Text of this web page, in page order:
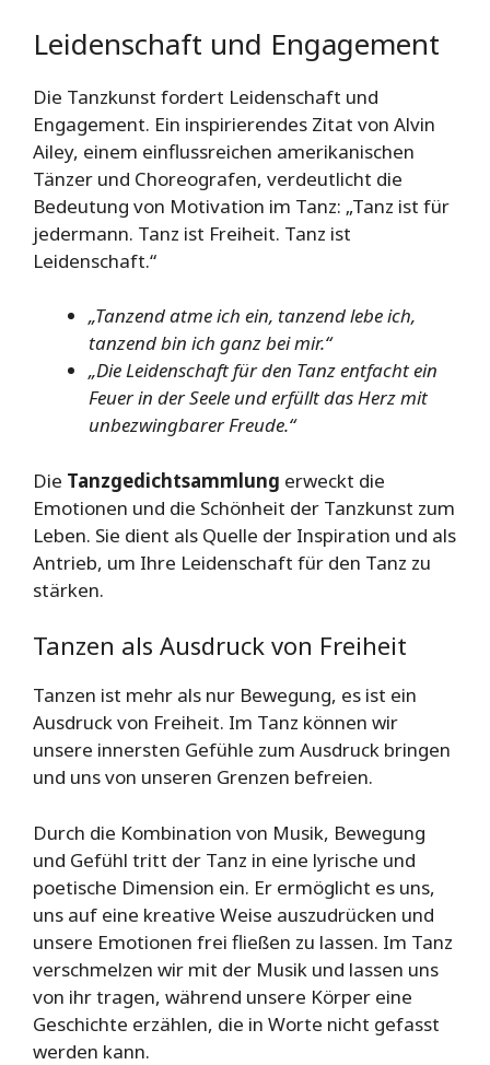
Leidenschaft und Engagement
Die Tanzkunst fordert Leidenschaft und
Engagement. Ein inspirierendes Zitat von Alvin
Ailey, einem einflussreichen amerikanischen
Tänzer und Choreografen, verdeutlicht die
Bedeutung von Motivation im Tanz: „Tanz ist für
jedermann. Tanz ist Freiheit. Tanz ist
Leidenschaft.“
„Tanzend atme ich ein, tanzend lebe ich,
tanzend bin ich ganz bei mir.“
„Die Leidenschaft für den Tanz entfacht ein
Feuer in der Seele und erfüllt das Herz mit
unbezwingbarer Freude.“
Die Tanzgedichtsammlung erweckt die
Emotionen und die Schönheit der Tanzkunst zum
Leben. Sie dient als Quelle der Inspiration und als
Antrieb, um Ihre Leidenschaft für den Tanz zu
stärken.
Tanzen als Ausdruck von Freiheit
Tanzen ist mehr als nur Bewegung, es ist ein
Ausdruck von Freiheit. Im Tanz können wir
unsere innersten Gefühle zum Ausdruck bringen
und uns von unseren Grenzen befreien.
Durch die Kombination von Musik, Bewegung
und Gefühl tritt der Tanz in eine lyrische und
poetische Dimension ein. Er ermöglicht es uns,
uns auf eine kreative Weise auszudrücken und
unsere Emotionen frei fließen zu lassen. Im Tanz
verschmelzen wir mit der Musik und lassen uns
von ihr tragen, während unsere Körper eine
Geschichte erzählen, die in Worte nicht gefasst
werden kann.